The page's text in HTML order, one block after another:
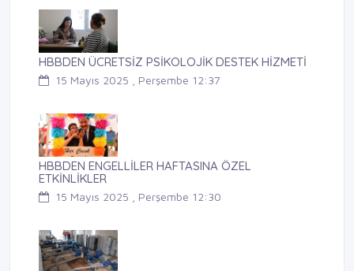
HBBDEN ÜCRETSİZ PSİKOLOJİK DESTEK HİZMETİ
15 Mayıs 2025 , Perşembe 12:37
HBBDEN ENGELLİLER HAFTASINA ÖZEL
ETKİNLİKLER
15 Mayıs 2025 , Perşembe 12:30